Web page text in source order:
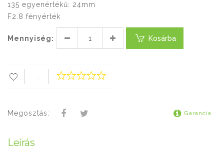
135 egyenértékű: 24mm
F2.8 fényérték
Mennyiség: Kosárba
Megosztás: Garancia
Leírás